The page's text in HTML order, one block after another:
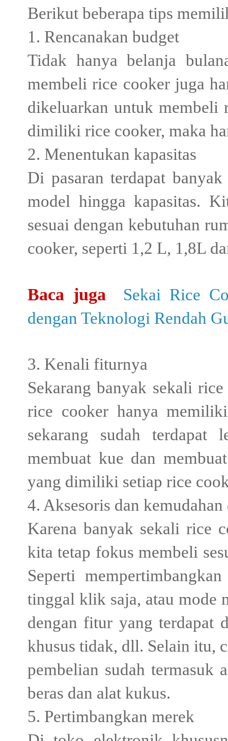
Berikut beberapa tips
1. Rencanakan budget
Tidak hanya belanja
membeli rice cooker juga
dikeluarkan untuk membeli
dimiliki rice cooker, maka
2. Menentukan kapasitas
Di pasaran terdapat
model hingga kapasitas.
sesuai dengan kebutuhan
cooker, seperti 1,2 L, 1,8L
Baca juga
Sekai Rice
dengan Teknologi Rendah
3. Kenali fiturnya
Sekarang banyak sekali
rice cooker hanya
sekarang sudah
membuat kue dan
yang dimiliki setiap rice
4. Aksesoris dan
Karena banyak sekali rice
kita tetap fokus membeli
Seperti
tinggal klik saja, atau mode
dengan fitur yang terdapat
khusus tidak, dll. Selain itu,
pembelian sudah termasuk
beras dan alat kukus.
5. Pertimbangkan merek